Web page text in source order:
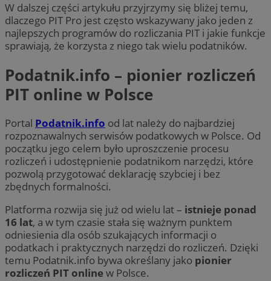
W dalszej części artykułu przyjrzymy się bliżej temu,
dlaczego PIT Pro jest często wskazywany jako jeden z
najlepszych programów do rozliczania PIT i jakie funkcje
sprawiają, że korzysta z niego tak wielu podatników.
Podatnik.info – pionier rozliczeń
PIT online w Polsce
Portal Podatnik.info od lat należy do najbardziej
rozpoznawalnych serwisów podatkowych w Polsce. Od
początku jego celem było uproszczenie procesu
rozliczeń i udostępnienie podatnikom narzędzi, które
pozwolą przygotować deklarację szybciej i bez
zbędnych formalności.
Platforma rozwija się już od wielu lat – istnieje ponad
16 lat, a w tym czasie stała się ważnym punktem
odniesienia dla osób szukających informacji o
podatkach i praktycznych narzędzi do rozliczeń. Dzięki
temu Podatnik.info bywa określany jako pionier
rozliczeń PIT onlinew Polsce.